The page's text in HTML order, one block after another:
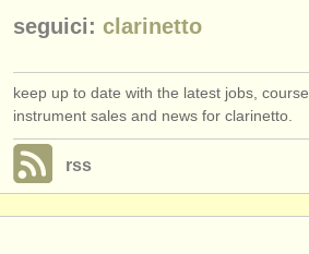
seguici: clarinetto
keep up to date with the latest jobs,
instrument sales and news for clarinetto.
rss